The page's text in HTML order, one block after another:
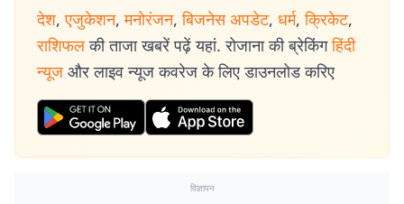
देश, एजुकेशन, मनोरंजन, बिजनेस अपडेट, धर्म, क्रिकेट,
राशिफल की ताजा खबरें पढ़ें यहां. रोजाना की ब्रेकिंग हिंदी
न्यूज और लाइव न्यूज कवरेज के लिए डाउनलोड करिए
विज्ञापन